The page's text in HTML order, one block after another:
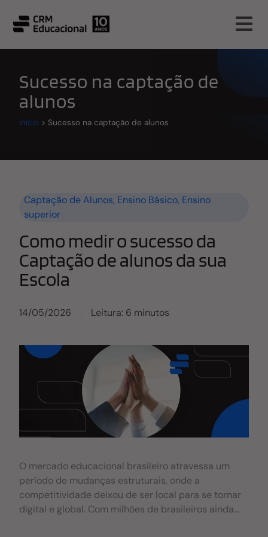
Sucesso na captação de
alunos
Início >Sucesso na captação de alunos
Captação de Alunos, Ensino Básico, Ensino
superior
Como medir o sucesso da
Captação de alunos da sua
Escola
14/05/2026 Leitura: 6 minutos
O mercado educacional brasileiro atravessa um
período de mudanças estruturais, onde a
competitividade deixou de ser local para se tornar
digital e global. Com milhões de brasileiros ainda